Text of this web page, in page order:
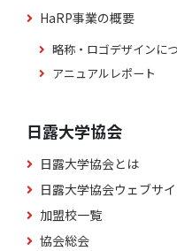
HaRP事業の概要
略称・ロゴデザインに
アニュアルレポート
日露大学協会
日露大学協会とは
日露大学協会ウェブサ
加盟校一覧
協会総会